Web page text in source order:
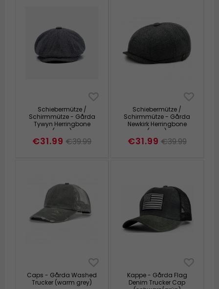
Schiebermütze /
Schirmmütze - Gårda
Tywyn Herringbone
(grau)
€31.99 €39.99
Schiebermütze /
Schirmmütze - Gårda
Newkirk Herringbone
(grau)
€31.99 €39.99
Caps - Gårda Washed
Trucker (warm grey)
Kappe - Gårda Flag
Denim Trucker Cap